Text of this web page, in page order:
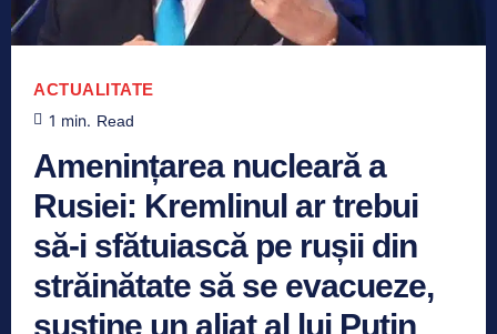
ACTUALITATE
1 min. Read
Amenințarea nucleară a
Rusiei: Kremlinul ar trebui
să-i sfătuiască pe rușii din
străinătate să se evacueze,
susține un aliat al lui Putin